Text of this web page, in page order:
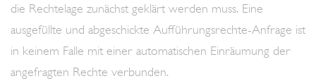
die Rechtelage zunächst geklärt werden muss. Eine
ausgefüllte und abgeschickte Aufführungsrechte-Anfrage ist
in keinem Falle mit einer automatischen Einräumung der
angefragten Rechte verbunden.